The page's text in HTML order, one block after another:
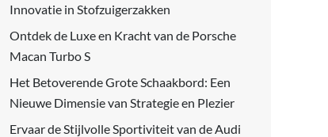
Innovatie in Stofzuigerzakken
Ontdek de Luxe en Kracht van de Porsche
Macan Turbo S
Het Betoverende Grote Schaakbord: Een
Nieuwe Dimensie van Strategie en Plezier
Ervaar de Stijlvolle Sportiviteit van de Audi